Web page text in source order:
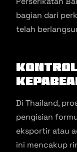
bagian dari
telah
Kontrol
Di Thailand,
pengisian
eksportir atau
ini mencakup